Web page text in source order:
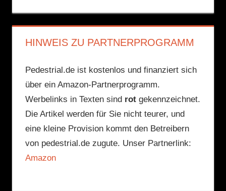
HINWEIS ZU PARTNERPROGRAMM
Pedestrial.de ist kostenlos und finanziert sich
über ein Amazon-Partnerprogramm.
Werbelinks in Texten sind rotgekennzeichnet.
Die Artikel werden für Sie nicht teurer, und
eine kleine Provision kommt den Betreibern
von pedestrial.de zugute. Unser Partnerlink:
Amazon